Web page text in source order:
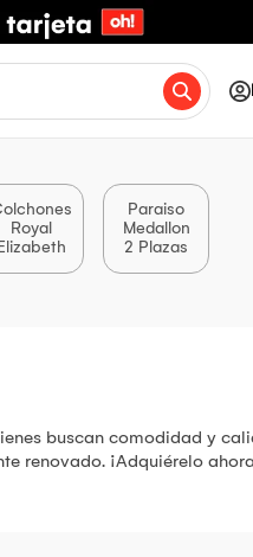
Royal
Paraiso
Medallon
2 Plazas
buscan comodidad y
renovado. ¡Adquiérelo